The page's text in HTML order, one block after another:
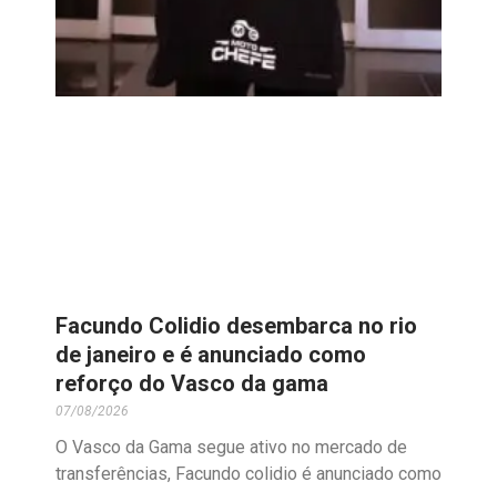
Facundo Colidio desembarca no rio
de janeiro e é anunciado como
reforço do Vasco da gama
07/08/2026
O Vasco da Gama segue ativo no mercado de
transferências, Facundo colidio é anunciado como